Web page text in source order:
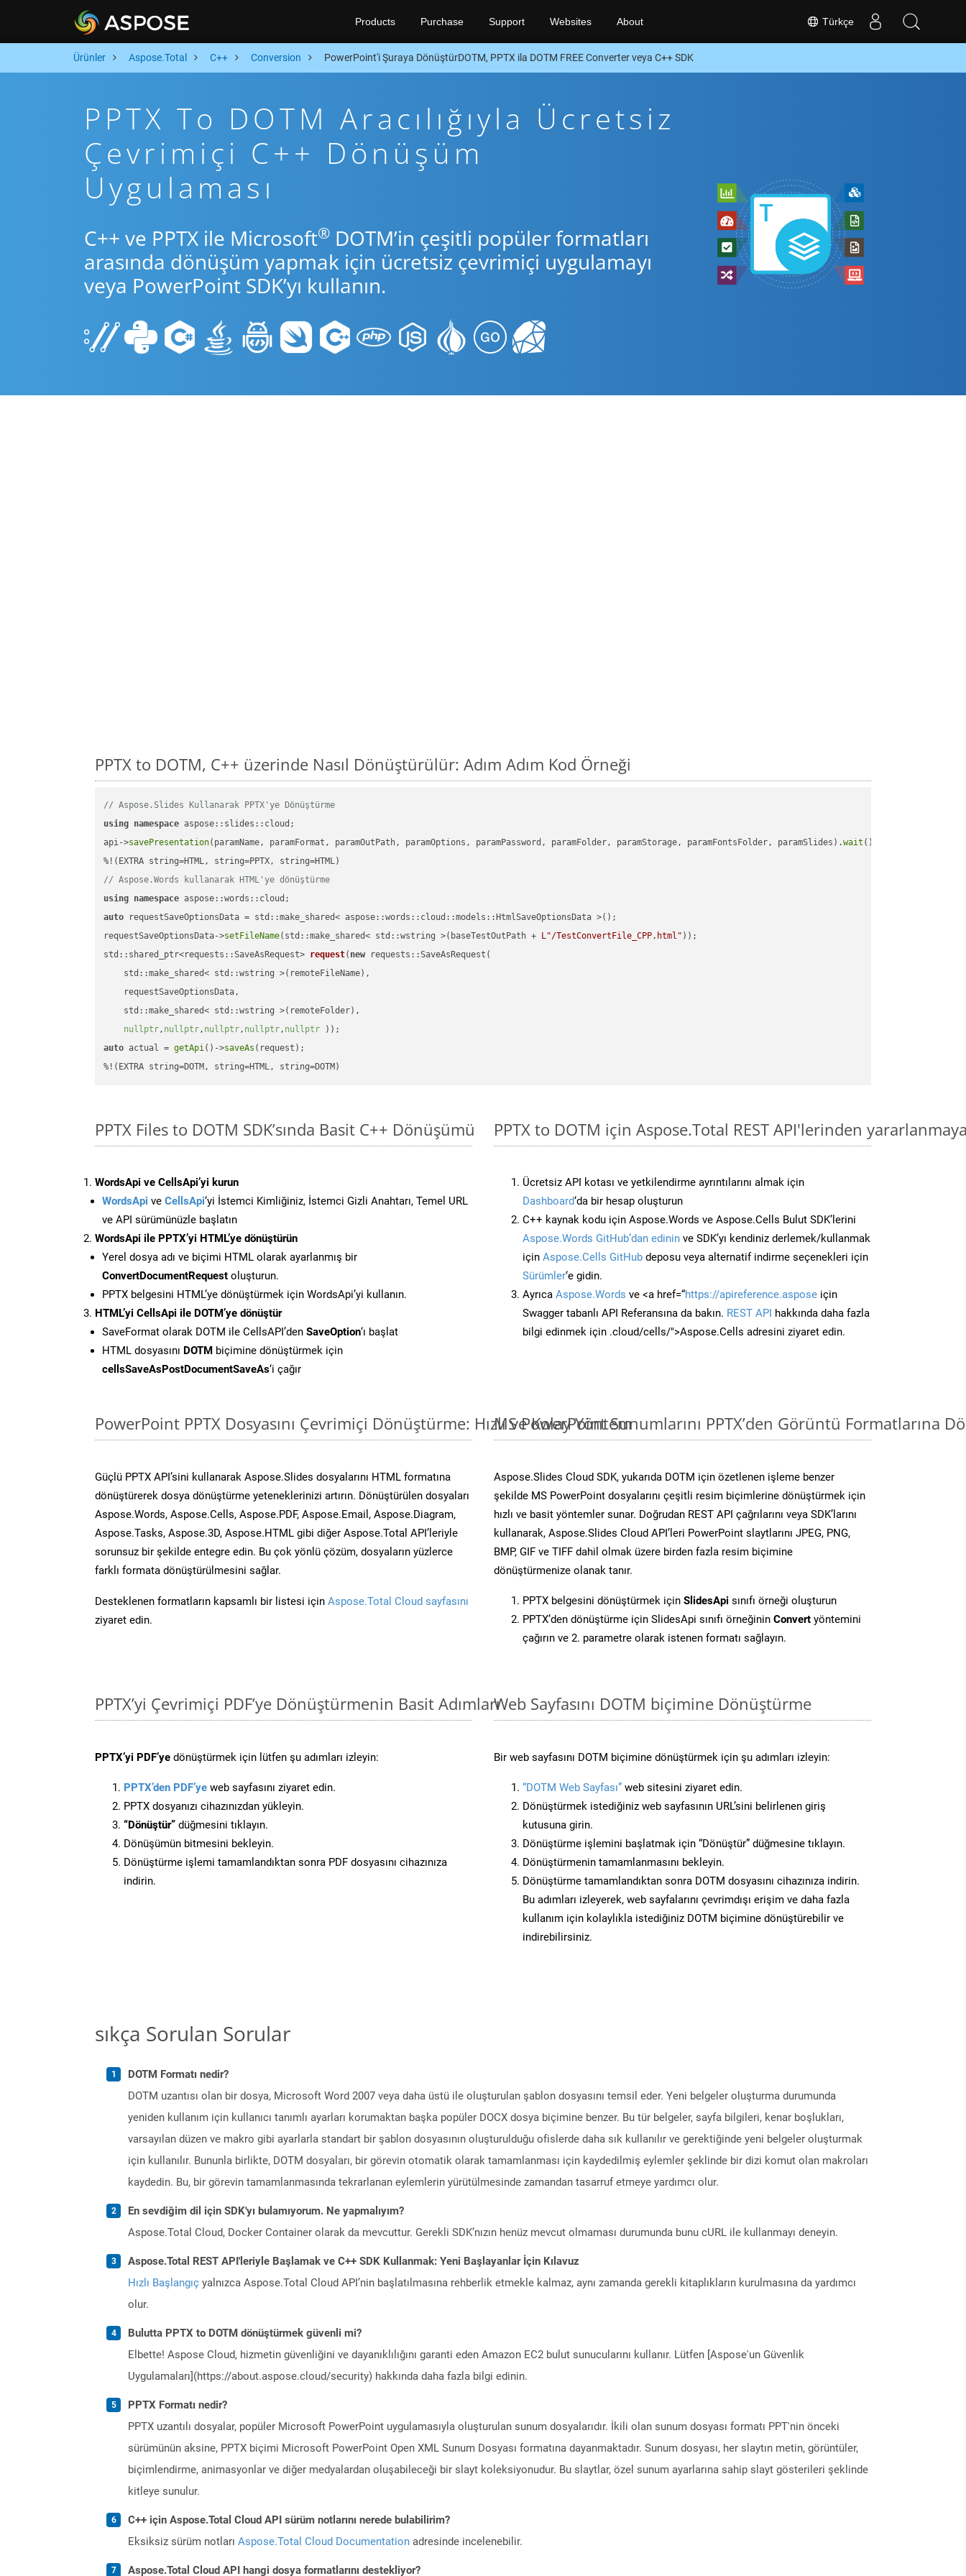
Türkçe
Products Purchase Support Websites About
Ürünler Aspose.Total C++ Conversion PowerPoint'i Şuraya DönüştürDOTM, PPTX ila DOTM FREE Converter veya C++ SDK
PPTX To DOTM Aracılığıyla Ücretsiz
Çevrimiçi C++ Dönüşüm
Uygulaması
C++ ve PPTX ile Microsoft® DOTM’in çeşitli popüler formatları
arasında dönüşüm yapmak için ücretsiz çevrimiçi uygulamayı
veya PowerPoint SDK’yı kullanın.
PPTX to DOTM, C++ üzerinde Nasıl Dönüştürülür: Adım Adım Kod Örneği
// Aspose.Slides Kullanarak PPTX'ye Dönüştürme
using namespace aspose::slides::cloud;
api->savePresentation(paramName, paramFormat, paramOutPath, paramOptions, paramPassword, paramFolder, paramStorage, paramFontsFolder, paramSlides).wait ();
// Aspose.Words kullanarak HTML'ye dönüştürme
using namespace
auto requestSaveOptionsData = std::make_shared< aspose::words::cloud::models::HtmlSaveOptionsData >();
requestSaveOptionsData->setFileName(std::make_shared< std::wstring >(baseTestOutPath + L"/TestConvertFile_CPP.html"
std::shared_ptr<requests::SaveAsRequest> request( new requests::SaveAsRequest(
    std::make_shared< std::wstring >(remoteFileName),
    requestSaveOptionsData,
    std::make_shared< std::wstring >(remoteFolder),
nullptr, nullptr, nullptr, nullptr, nullptr ))
auto actual = getApi()->saveAs (request);
%!(EXTRA string=DOTM, string=HTML, string=DOTM)
PPTX Files to DOTM SDK’sında Basit C++ Dönüşümü
WordsApi ve CellsApi’yi kurun
WordsApi ve CellsApi‘yi İstemci Kimliğiniz, İstemci Gizli Anahtarı, Temel URL
ve API sürümünüzle başlatın
WordsApi ile PPTX’yi HTML’ye dönüştürün
Yerel dosya adı ve biçimi HTML olarak ayarlanmış bir
ConvertDocumentRequest oluşturun.
PPTX belgesini HTML’ye dönüştürmek için WordsApi’yi kullanın.
HTML’yi CellsApi ile DOTM’ye dönüştür
SaveFormat olarak DOTM ile CellsAPI’den SaveOption‘ı başlat
HTML dosyasını DOTM biçimine dönüştürmek için
cellsSaveAsPostDocumentSaveAs‘i çağır
PPTX to DOTM için Aspose.Total REST API'lerinden
Ücretsiz API kotası ve yetkilendirme ayrıntılarını almak için
Dashboard‘da bir hesap oluşturun
C++ kaynak kodu için Aspose.Words ve Aspose.Cells Bulut SDK’lerini
Aspose.Words GitHub’dan edinin ve SDK’yı kendiniz derlemek/kullanmak
için Aspose.Cells GitHub deposu veya alternatif indirme seçenekleri için
Sürümler‘e gidin.
Ayrıca Aspose.Words ve <a href=“https://apireference.aspose için
Swagger tabanlı API Referansına da bakın. REST API hakkında daha fazla
bilgi edinmek için .cloud/cells/">Aspose.Cells adresini ziyaret edin.
PowerPoint PPTX Dosyasını Çevrimiçi Dönüştürme: Hızlı ve Kolay Yöntem
Güçlü PPTX API’sini kullanarak Aspose.Slides dosyalarını HTML formatına
dönüştürerek dosya dönüştürme yeteneklerinizi artırın. Dönüştürülen dosyaları
Aspose.Words, Aspose.Cells, Aspose.PDF, Aspose.Email, Aspose.Diagram,
Aspose.Tasks, Aspose.3D, Aspose.HTML gibi diğer Aspose.Total API’leriyle
sorunsuz bir şekilde entegre edin. Bu çok yönlü çözüm, dosyaların yüzlerce
farklı formata dönüştürülmesini sağlar.
Desteklenen formatların kapsamlı bir listesi için Aspose.Total Cloud sayfasını
ziyaret edin.
MS PowerPoint Sunumlarını PPTX’den Görüntü Formatlarına
Aspose.Slides Cloud SDK, yukarıda DOTM için özetlenen işleme benzer
şekilde MS PowerPoint dosyalarını çeşitli resim biçimlerine dönüştürmek için
hızlı ve basit yöntemler sunar. Doğrudan REST API çağrılarını veya SDK’larını
kullanarak, Aspose.Slides Cloud API’leri PowerPoint slaytlarını JPEG, PNG,
BMP, GIF ve TIFF dahil olmak üzere birden fazla resim biçimine
dönüştürmenize olanak tanır.
PPTX belgesini dönüştürmek için SlidesApi sınıfı örneği oluşturun
PPTX’den dönüştürme için SlidesApi sınıfı örneğinin Convert yöntemini
çağırın ve 2. parametre olarak istenen formatı sağlayın.
PPTX’yi Çevrimiçi PDF’ye Dönüştürmenin Basit Adımları
PPTX’yi PDF’ye dönüştürmek için lütfen şu adımları izleyin:
PPTX’den PDF’ye web sayfasını ziyaret edin.
PPTX dosyanızı cihazınızdan yükleyin.
“Dönüştür” düğmesini tıklayın.
Dönüşümün bitmesini bekleyin.
Dönüştürme işlemi tamamlandıktan sonra PDF dosyasını cihazınıza
indirin.
Web Sayfasını DOTM biçimine Dönüştürme
Bir web sayfasını DOTM biçimine dönüştürmek için şu adımları izleyin:
“DOTM Web Sayfası” web sitesini ziyaret edin.
Dönüştürmek istediğiniz web sayfasının URL’sini belirlenen giriş
kutusuna girin.
Dönüştürme işlemini başlatmak için “Dönüştür” düğmesine tıklayın.
Dönüştürmenin tamamlanmasını bekleyin.
Dönüştürme tamamlandıktan sonra DOTM dosyasını cihazınıza indirin.
Bu adımları izleyerek, web sayfalarını çevrimdışı erişim ve daha fazla
kullanım için kolaylıkla istediğiniz DOTM biçimine dönüştürebilir ve
indirebilirsiniz.
sıkça Sorulan Sorular
DOTM Formatı nedir?
DOTM uzantısı olan bir dosya, Microsoft Word 2007 veya daha üstü ile oluşturulan şablon dosyasını temsil eder. Yeni belgeler oluşturma durumunda
yeniden kullanım için kullanıcı tanımlı ayarları korumaktan başka popüler DOCX dosya biçimine benzer. Bu tür belgeler, sayfa bilgileri, kenar boşlukları,
varsayılan düzen ve makro gibi ayarlarla standart bir şablon dosyasının oluşturulduğu ofislerde daha sık kullanılır ve gerektiğinde yeni belgeler oluşturmak
için kullanılır. Bununla birlikte, DOTM dosyaları, bir görevin otomatik olarak tamamlanması için kaydedilmiş eylemler şeklinde bir dizi komut olan makroları
kaydedin. Bu, bir görevin tamamlanmasında tekrarlanan eylemlerin yürütülmesinde zamandan tasarruf etmeye yardımcı olur.
En sevdiğim dil için SDK'yı bulamıyorum. Ne yapmalıyım?
Aspose.Total Cloud, Docker Container olarak da mevcuttur. Gerekli SDK’nızın henüz mevcut olmaması durumunda bunu cURL ile kullanmayı deneyin.
Aspose.Total REST API'leriyle Başlamak ve C++ SDK Kullanmak: Yeni Başlayanlar İçin Kılavuz
Hızlı Başlangıç yalnızca Aspose.Total Cloud API’nin başlatılmasına rehberlik etmekle kalmaz, aynı zamanda gerekli kitaplıkların kurulmasına da yardımcı
olur.
Bulutta PPTX to DOTM dönüştürmek güvenli mi?
Elbette! Aspose Cloud, hizmetin güvenliğini ve dayanıklılığını garanti eden Amazon EC2 bulut sunucularını kullanır. Lütfen [Aspose'un Güvenlik
Uygulamaları](https://about.aspose.cloud/security) hakkında daha fazla bilgi edinin.
PPTX Formatı nedir?
PPTX uzantılı dosyalar, popüler Microsoft PowerPoint uygulamasıyla oluşturulan sunum dosyalarıdır. İkili olan sunum dosyası formatı PPT'nin önceki
sürümünün aksine, PPTX biçimi Microsoft PowerPoint Open XML Sunum Dosyası formatına dayanmaktadır. Sunum dosyası, her slaytın metin, görüntüler,
biçimlendirme, animasyonlar ve diğer medyalardan oluşabileceği bir slayt koleksiyonudur. Bu slaytlar, özel sunum ayarlarına sahip slayt gösterileri şeklinde
kitleye sunulur.
C++ için Aspose.Total Cloud API sürüm notlarını nerede bulabilirim?
Eksiksiz sürüm notları Aspose.Total Cloud Documentation adresinde incelenebilir.
Aspose.Total Cloud API hangi dosya formatlarını destekliyor?